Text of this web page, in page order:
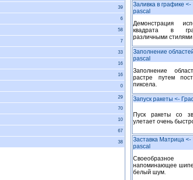
39
6
58
7
33
16
16
0
29
70
10
67
38
Заливка в графике
pascal
Демонстрация
квадрата в
различными
Заполнение
pascal
Заполнение
растре путем
пиксела.
Запуск ракеты <-
Пуск ракеты со
улетает очень
Заставка Матрица
pascal
напоминающее
белый шум.